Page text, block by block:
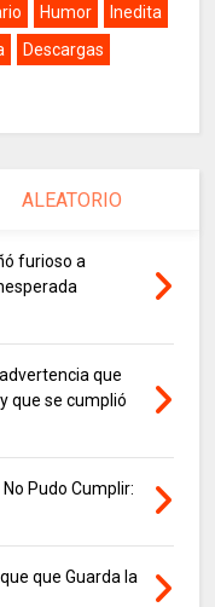
Humor
Inedita
Descargas
ALEATORIO
furioso a
que
que se cumplió
Pudo Cumplir:
que Guarda la